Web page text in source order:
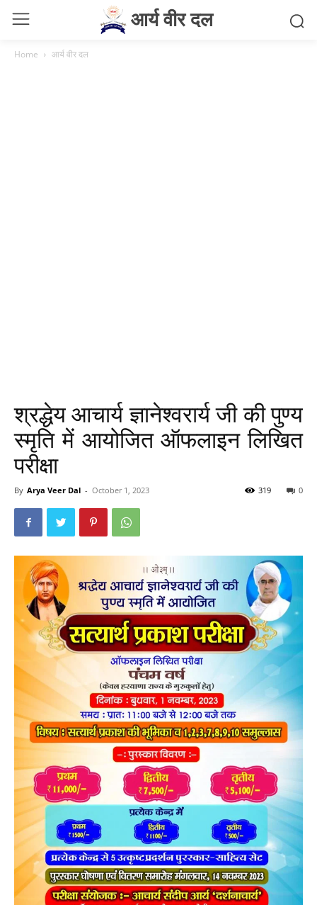
आर्य वीर दल
Home आर्य वीर दल
श्रद्धेय आचार्य ज्ञानेश्वरार्य जी की पुण्य
स्मृति में आयोजित ऑफलाइन लिखित
परीक्षा
By Arya Veer Dal - October 1, 2023 0
319